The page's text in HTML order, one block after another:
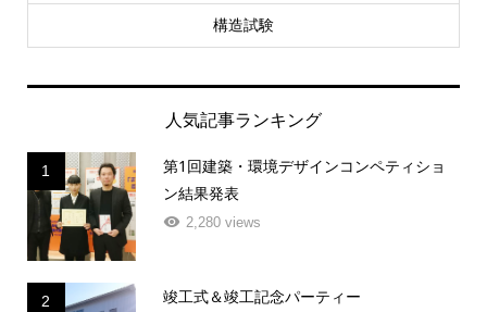
構造試験
人気記事ランキング
1
第1回建築・環境デザインコンペティショ
ン結果発表
2,280 views
2 竣工式＆竣工記念パーティー